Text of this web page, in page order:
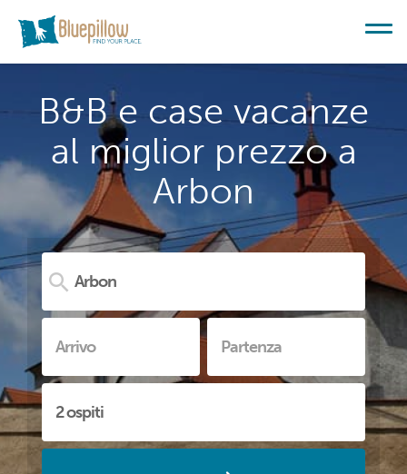
B&B e case vacanze
al miglior prezzo a
Arbon